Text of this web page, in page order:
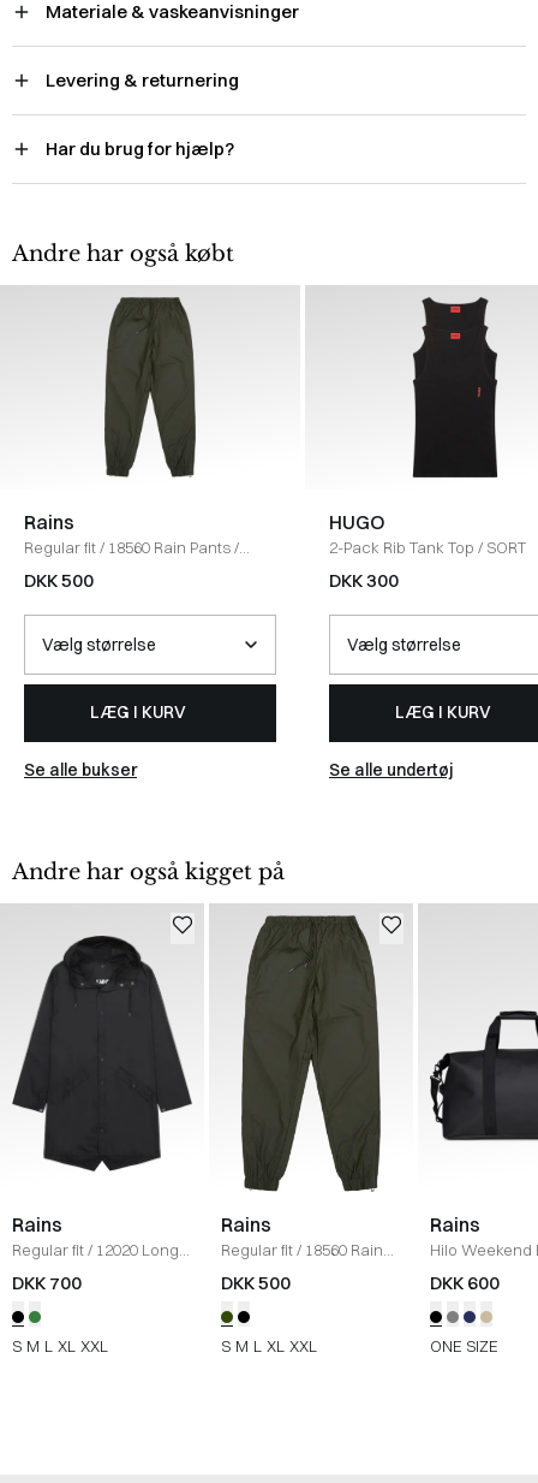
Materiale & vaskeanvisninger
Levering & returnering
Har du brug for hjælp?
Andre har også købt
Rains
Regular fit/ 18560 Rain Pants/
ARMY
DKK 500
LÆG I KURV
Se alle bukser
HUGO
2-Pack Rib Tank Top / SORT
DKK 300
LÆG I KURV
Se alle undertøj
Andre har også kigget på
Rains
Regular fit/ 12020 Long
Jacket
/ BLACK
DKK 700
S M L XL XXL
Rains
Regular fit/ 18560 Rain
Pants/ ARMY
DKK 500
S M L XL XXL
Rains
Hilo Weekend
SORT
DKK 600
ONE SIZE